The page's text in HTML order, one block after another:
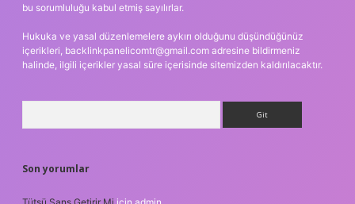
bu sorumluluğu kabul etmiş sayılırlar.
Hukuka ve yasal düzenlemelere aykırı olduğunu düşündüğünüz
içerikleri, backlinkpanelicomtr@gmail.com adresine bildirmeniz
halinde, ilgili içerikler yasal süre içerisinde sitemizden kaldırılacaktır.
Son yorumlar